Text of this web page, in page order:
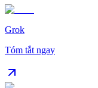
Grok
Tóm tắt ngay